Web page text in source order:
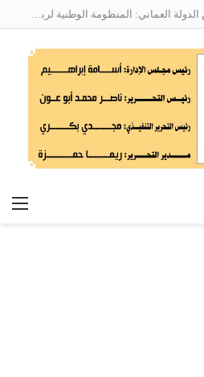
عباس آل حميد عضو مجلس الدولة العماني: المنظومة الوطنية لربط التوظيف بالمهارات تعالج البطالة من جذورها